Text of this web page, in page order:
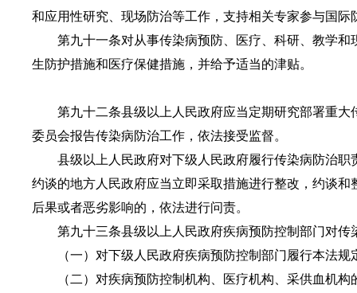
和应用性研究、现场防治等工作，支持相关专家参与国
第九十一条对从事传染病预防、医疗、科研、教学和
生防护措施和医疗保健措施，并给予适当的津贴。
第九十二条县级以上人民政府应当定期研究部署重大
委员会报告传染病防治工作，依法接受监督。
县级以上人民政府对下级人民政府履行传染病防治职
约谈的地方人民政府应当立即采取措施进行整改，约谈
后果或者恶劣影响的，依法进行问责。
第九十三条县级以上人民政府疾病预防控制部门对传
（一）对下级人民政府疾病预防控制部门履行本法规
（二）对疾病预防控制机构、医疗机构、采供血机构